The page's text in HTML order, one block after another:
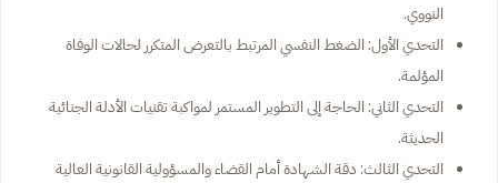
النووي.
التحدي الأول: الضغط النفسي المرتبط بالتعرض المتكرر لحالات الوفاة
المؤلمة.
التحدي الثاني: الحاجة إلى التطوير المستمر لمواكبة تقنيات الأدلة الجنائية
الحديثة.
التحدي الثالث: دقة الشهادة أمام القضاء والمسؤولية القانونية العالية